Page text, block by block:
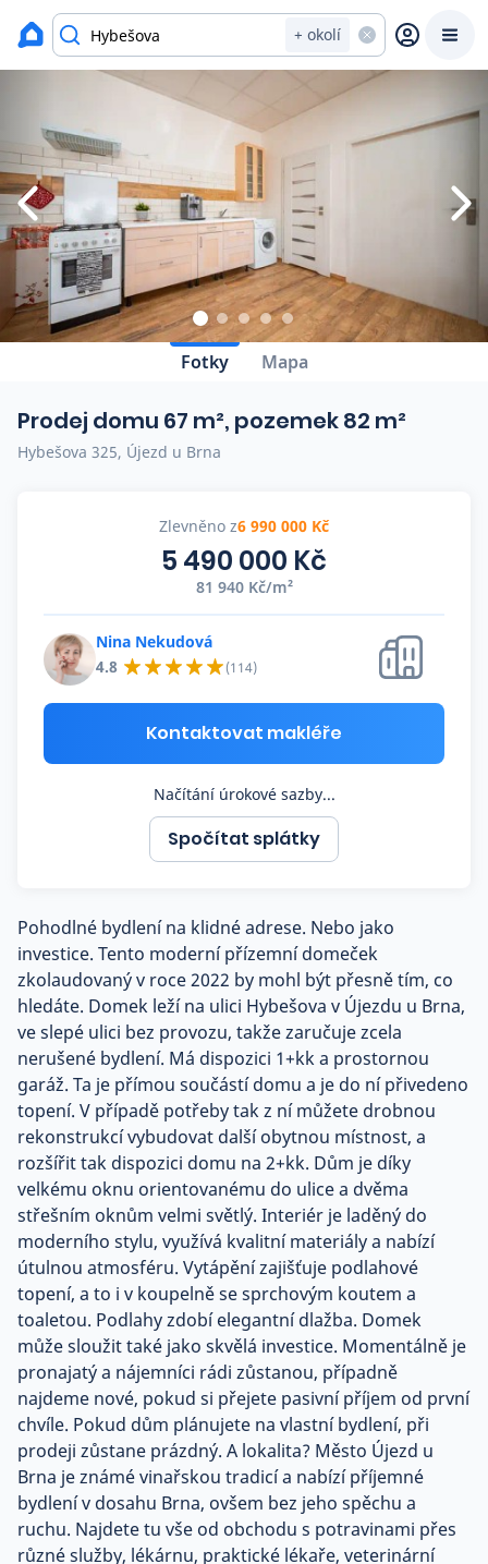
+ okolí
Prodej s Reas.cz
Chytrý odhad ceny
Ceny prodaných nemovitostí
Přehled realitních makléřů
O nás
Kariéra
Kontakt
Výpis nemovitostí Zavřít
Fotky Mapa
Prodej domu 67 m², pozemek 82 m²
Hybešova 325, Újezd u Brna
Zlevněno z6 990 000 Kč
5 490 000 Kč
81 940 Kč/m²
Nina Nekudová
4.8
(114)
Kontaktovat makléře
Načítání úrokové sazby...
Spočítat splátky
Pohodlné bydlení na klidné adrese. Nebo jako
investice. Tento moderní přízemní domeček
zkolaudovaný v roce 2022 by mohl být přesně tím, co
hledáte. Domek leží na ulici Hybešova v Újezdu u Brna,
ve slepé ulici bez provozu, takže zaručuje zcela
nerušené bydlení. Má dispozici 1+kk a prostornou
garáž. Ta je přímou součástí domu a je do ní přivedeno
topení. V případě potřeby tak z ní můžete drobnou
rekonstrukcí vybudovat další obytnou místnost, a
rozšířit tak dispozici domu na 2+kk. Dům je díky
velkému oknu orientovanému do ulice a dvěma
střešním oknům velmi světlý. Interiér je laděný do
moderního stylu, využívá kvalitní materiály a nabízí
útulnou atmosféru. Vytápění zajišťuje podlahové
topení, a to i v koupelně se sprchovým koutem a
toaletou. Podlahy zdobí elegantní dlažba. Domek
může sloužit také jako skvělá investice. Momentálně je
pronajatý a nájemníci rádi zůstanou, případně
najdeme nové, pokud si přejete pasivní příjem od první
chvíle. Pokud dům plánujete na vlastní bydlení, při
prodeji zůstane prázdný. A lokalita? Město Újezd u
Brna je známé vinařskou tradicí a nabízí příjemné
bydlení v dosahu Brna, ovšem bez jeho spěchu a
ruchu. Najdete tu vše od obchodu s potravinami přes
různé služby, lékárnu, praktické lékaře, veterinární